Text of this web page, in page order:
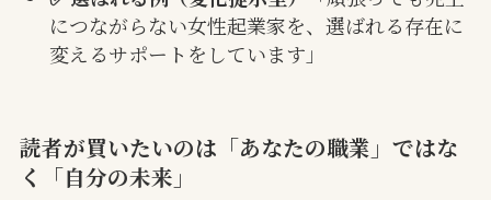
につながらない女性起業家を、選ばれる存在に
変えるサポートをしています」
読者が買いたいのは「あなたの職業」ではな
く「自分の未来」